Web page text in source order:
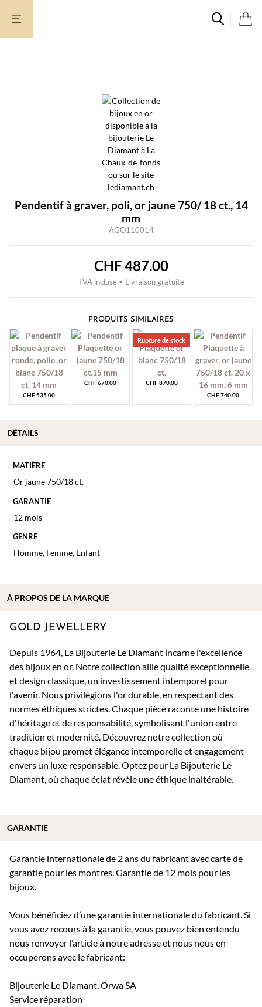
Pendentif à graver, poli, or jaune 750/ 18 ct., 14
mm
AGO110014
CHF487.00
TVA incluse • Livraison gratuite
PRODUITS SIMILAIRES
CHF535.00
CHF670.00
Rupture de stock
CHF870.00
CHF740.00
MATIÈRE
Or jaune 750/18 ct.
GARANTIE
12 mois
GENRE
Homme, Femme, Enfant
GOLD JEWELLERY
Depuis 1964, La Bijouterie Le Diamant incarne l'excellence
des bijoux en or. Notre collection allie qualité exceptionnelle
et design classique, un investissement intemporel pour
l'avenir. Nous privilégions l'or durable, en respectant des
normes éthiques strictes. Chaque pièce raconte une histoire
d'héritage et de responsabilité, symbolisant l'union entre
tradition et modernité. Découvrez notre collection où
chaque bijou promet élégance intemporelle et engagement
envers un luxe responsable. Optez pour La Bijouterie Le
Diamant, où chaque éclat révèle une éthique inaltérable.
Garantie internationale de 2 ans du fabricant avec carte de
garantie pour les montres. Garantie de 12 mois pour les
bijoux.
Vous bénéficiez d’une garantie internationale du fabricant. Si
vous avez recours à la garantie, vous pouvez bien entendu
nous renvoyer l’article à notre adresse et nous nous en
occuperons avec le fabricant:
Bijouterie Le Diamant, Orwa SA
Service réparation
DÉTAILS
À PROPOS DE LA MARQUE
GARANTIE